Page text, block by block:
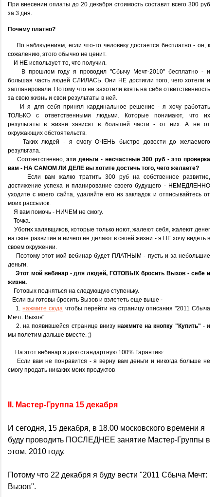
При внесении оплаты до 20 декабря стоимость составит всего 300 руб
за 3 дня.
Почему платно?
По наблюдениям, если что-то человеку достается бесплатно - он, к
сожалению, этого обычно не ценит.
И НЕ использует то, что получил.
В прошлом году я проводил "Сбычу Мечт-2010" бесплатно - и
большая часть людей СЛИЛАСЬ. Они НЕ достигли того, чего хотели и
запланировали. Потому что не захотели взять на себя ответственность
за свою жизнь и свои результаты в ней.
И я для себя принял кардинальное решение - я хочу работать
ТОЛЬКО с ответственными людьми. Которые понимают, что их
результаты в жизни зависят в большей части - от них. А не от
окружающих обстоятельств.
Таких людей - я смогу ОЧЕНЬ быстро довести до желаемого
результата.
Соответственно,эти деньги - несчастные 300 руб - это проверка
вам - НА САМОМ ЛИ ДЕЛЕ вы хотите достичь того, чего желаете?
Если вам жалко тратить 300 руб на собственное развитие,
достижение успеха и планирование своего будущего - НЕМЕДЛЕННО
уходите с моего сайта, удаляйте его из закладок и отписывайтесь от
моих рассылок.
Я вам помочь - НИЧЕМ не смогу.
Точка.
Убогих халявщиков, которые только ноют, жалеют себя, жалеют денег
на свое развитие и ничего не делают в своей жизни - я НЕ хочу видеть в
своем окружении.
Поэтому этот мой вебинар будет ПЛАТНЫМ - пусть и за небольшие
деньги.
Этот мой вебинар - для людей, ГОТОВЫХ бросить Вызов - себе и
жизни.
Готовых подняться на следующую ступеньку.
Если вы готовы бросить Вызов и взлететь еще выше -
1.нажмите сюда чтобы перейти на страницу описания "2011 Сбыча
Мечт: Вызов"
2. на появившейся странице внизу нажмите на кнопку "Купить" - и
мы полетим дальше вместе. ;)
На этот вебинар я даю стандартную 100% Гарантию:
Если вам не понравится - я верну вам деньги и никогда больше не
смогу продать никаких моих продуктов
II. Мастер-Группа 15 декабря
И сегодня, 15 декабря, в 18.00 московского времени я
буду проводить ПОСЛЕДНЕЕ занятие Мастер-Группы в
этом, 2010 году.
Потому что 22 декабря я буду вести "2011 Сбыча Мечт:
Вызов".